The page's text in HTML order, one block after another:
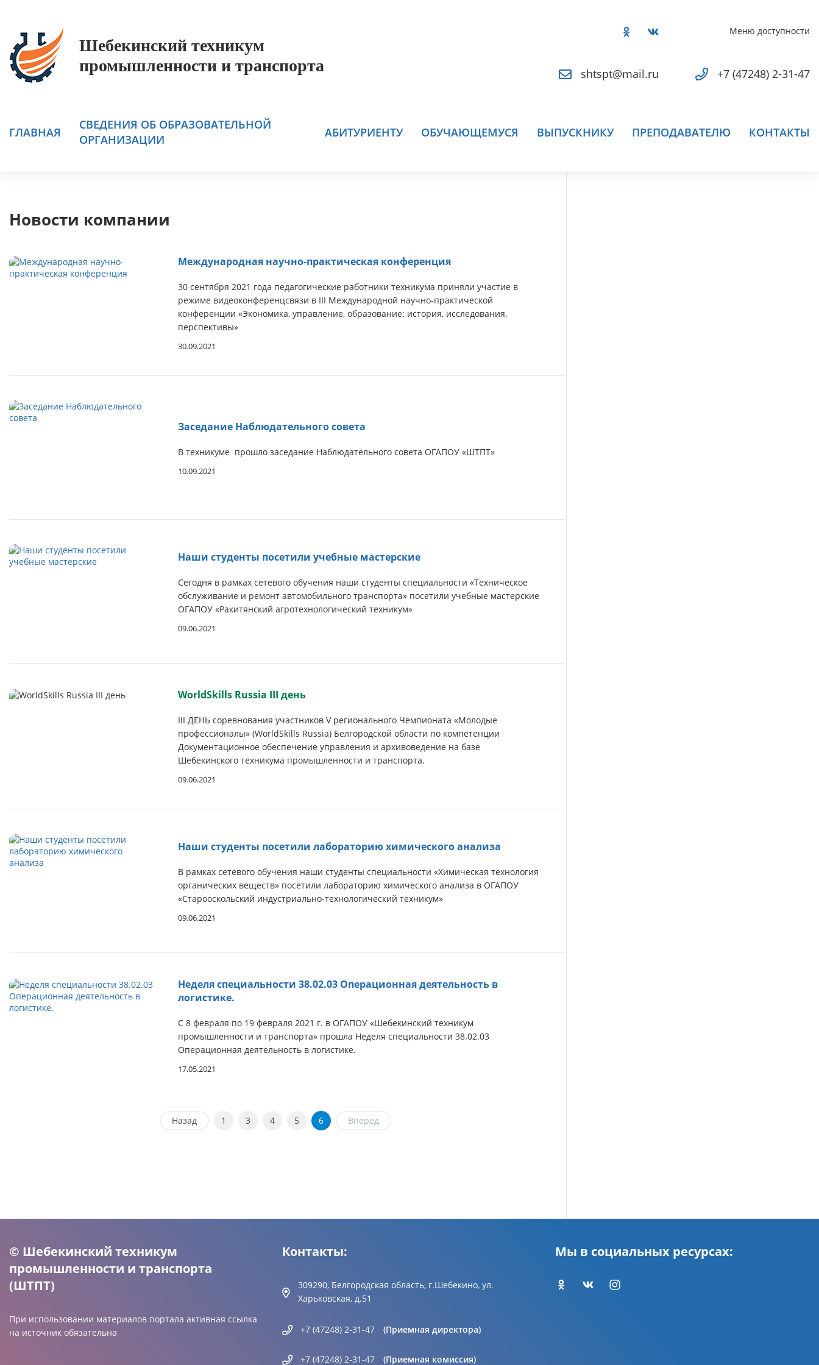
Шебекинский техникум
промышленности и транспорта
Меню доступности
shtspt@mail.ru +7 (47248) 2-31-47
ГЛАВНАЯ
СВЕДЕНИЯ ОБ ОБРАЗОВАТЕЛЬНОЙ
ОРГАНИЗАЦИИ
АБИТУРИЕНТУ ОБУЧАЮЩЕМУСЯ ВЫПУСКНИКУ ПРЕПОДАВАТЕЛЮ КОНТАКТЫ
Новости компании
Международная научно-практическая конференция
30 сентября 2021 года педагогические работники техникума приняли участие в
режиме видеоконференцсвязи в III Международной научно-практической
конференции «Экономика, управление, образование: история, исследования,
перспективы»
30.09.2021
Заседание Наблюдательного совета
В техникуме прошло заседание Наблюдательного совета ОГАПОУ «ШТПТ»
10.09.2021
Наши студенты посетили учебные мастерские
Сегодня в рамках сетевого обучения наши студенты специальности «Техническое
обслуживание и ремонт автомобильного транспорта» посетили учебные мастерские
ОГАПОУ «Ракитянский агротехнологический техникум»
09.06.2021
WorldSkills Russia III день
III ДЕНЬ соревнования участников V регионального Чемпионата «Молодые
профессионалы» (WorldSkills Russia) Белгородской области по компетенции
Документационное обеспечение управления и архивоведение на базе
Шебекинского техникума промышленности и транспорта.
09.06.2021
Наши студенты посетили лабораторию химического анализа
В рамках сетевого обучения наши студенты специальности «Химическая технология
органических веществ» посетили лабораторию химического анализа в ОГАПОУ
«Старооскольский индустриально-технологический техникум»
09.06.2021
Неделя специальности 38.02.03 Операционная деятельность в
логистике.
С 8 февраля по 19 февраля 2021 г. в ОГАПОУ «Шебекинский техникум
промышленности и транспорта» прошла Неделя специальности 38.02.03
Операционная деятельность в логистике.
17.05.2021
Назад 1 3 4 5 6 Вперед
© Шебекинский техникум
промышленности и транспорта
(ШТПТ)
При использовании материалов портала активная ссылка
на источник обязательна
Контакты:
309290, Белгородская область, г.Шебекино, ул.
Харьковская, д.51
+7 (47248) 2-31-47 (Приемная директора)
+7 (47248) 2-31-47 (Приемная комиссия)
Мы в социальных ресурсах: